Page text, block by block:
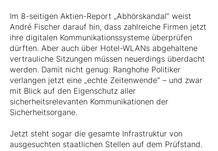
Im 8-seitigen Aktien-Report „Abhörskandal“ weist
André Fischer darauf hin, dass zahlreiche Firmen jetzt
ihre digitalen Kommunikationssysteme überprüfen
dürften. Aber auch über Hotel-WLANs abgehaltene
vertrauliche Sitzungen müssen neuerdings überdacht
werden. Damit nicht genug: Ranghohe Politiker
verlangen jetzt eine „echte Zeitenwende“ – und zwar
mit Blick auf den Eigenschutz aller
sicherheitsrelevanten Kommunikationen der
Sicherheitsorgane.
Jetzt steht sogar die gesamte Infrastruktur von
ausgesuchten staatlichen Stellen auf dem Prüfstand.